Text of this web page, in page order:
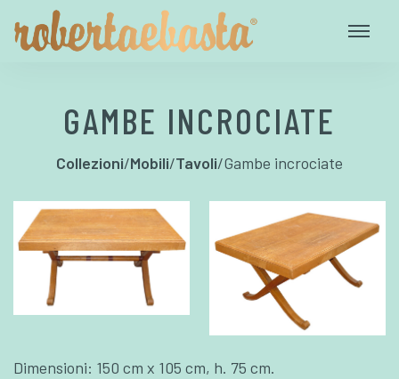
GAMBE INCROCIATE
Collezioni/Mobili/Tavoli/Gambe incrociate
Dimensioni: 150 cm x 105 cm, h. 75 cm.